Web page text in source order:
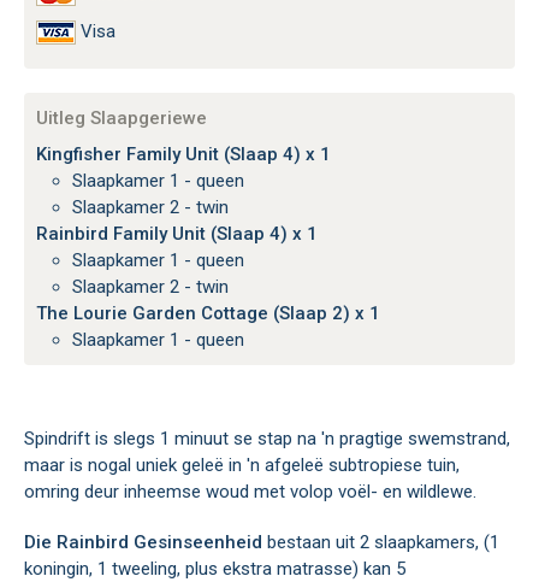
Visa
Uitleg Slaapgeriewe
Kingfisher Family Unit (Slaap 4) x 1
Slaapkamer 1 - queen
Slaapkamer 2 - twin
Rainbird Family Unit (Slaap 4) x 1
Slaapkamer 1 - queen
Slaapkamer 2 - twin
The Lourie Garden Cottage (Slaap 2) x 1
Slaapkamer 1 - queen
Spindrift is slegs 1 minuut se stap na 'n pragtige swemstrand,
maar is nogal uniek geleë in 'n afgeleë subtropiese tuin,
omring deur inheemse woud met volop voël- en wildlewe.
Die Rainbird Gesinseenheid bestaan uit 2 slaapkamers, (1
koningin, 1 tweeling, plus ekstra matrasse) kan 5